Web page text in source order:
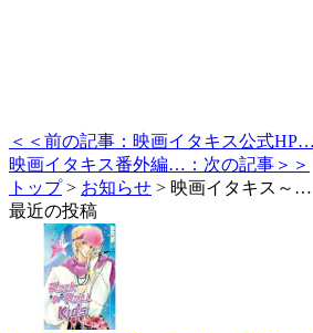
＜＜前の記事：映画イタキス公式HP…
映画イタキス番外編…：次の記事＞＞
トップ> お知らせ > 映画イタキス～…
最近の投稿